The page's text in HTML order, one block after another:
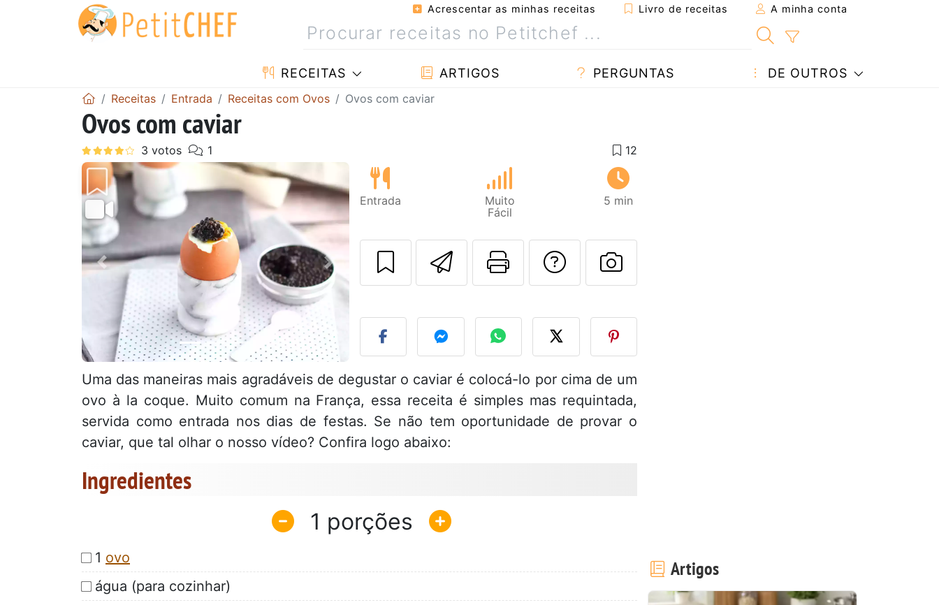
Acrescentar as minhas receitas Livro de receitas A minha conta
RECEITAS ARTIGOS PERGUNTAS DE OUTROS
Receitas Entrada Receitas com Ovos Ovos com caviar
Ovos com caviar
Anterior Next
Entrada
Muito
Fácil
5 min
Enviar esta receita a um amigo
Imprima esta página
Falar com o autor da receita
Fez esta receita? Compartilhe
Uma das maneiras mais agradáveis de degustar o caviar é colocá-lo por cima de um
ovo à la coque. Muito comum na França, essa receita é simples mas requintada,
servida como entrada nos dias de festas. Se não tem oportunidade de provar o
caviar, que tal olhar o nosso vídeo? Confira logo abaixo:
Ingredientes
1
1 ovo
água (para cozinhar)
Artigos